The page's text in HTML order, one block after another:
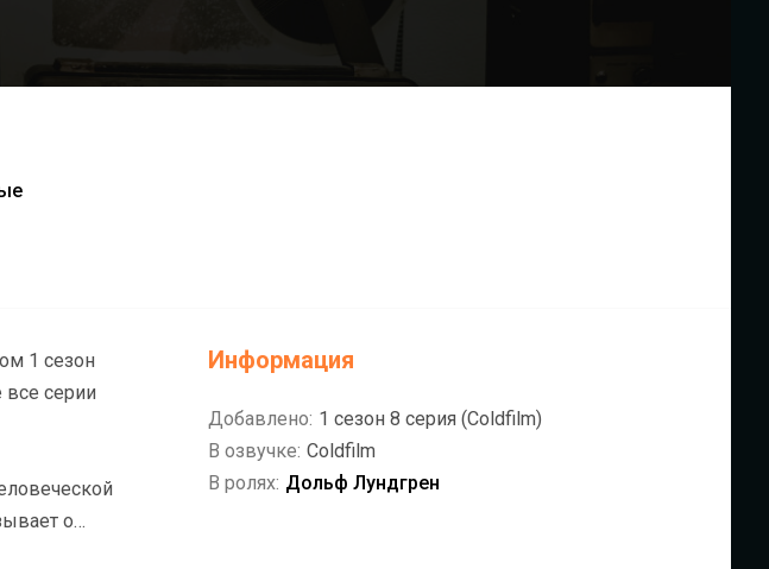
1 сезон
серии
о
Информация
Добавлено: 1 сезон 8 серия (Coldfilm)
В озвучке: Coldfilm
В ролях: Дольф Лундгрен